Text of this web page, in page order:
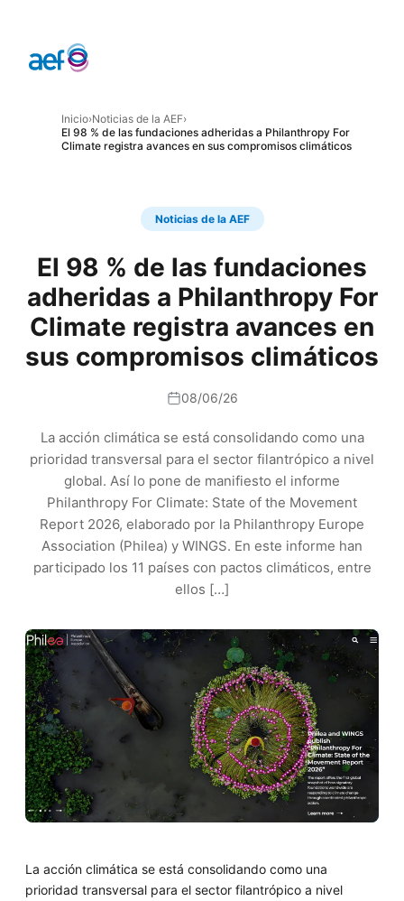
Inicio›Noticias de la AEF›
El 98 % de las fundaciones adheridas a Philanthropy For
Climate registra avances en sus compromisos climáticos
Noticias de la AEF
El 98 % de las fundaciones
adheridas a Philanthropy For
Climate registra avances en
sus compromisos climáticos
08/06/26
La acción climática se está consolidando como una
prioridad transversal para el sector filantrópico a nivel
global. Así lo pone de manifiesto el informe
Philanthropy For Climate: State of the Movement
Report 2026, elaborado por la Philanthropy Europe
Association (Philea) y WINGS. En este informe han
participado los 11 países con pactos climáticos, entre
ellos […]
La acción climática se está consolidando como una
prioridad transversal para el sector filantrópico a nivel